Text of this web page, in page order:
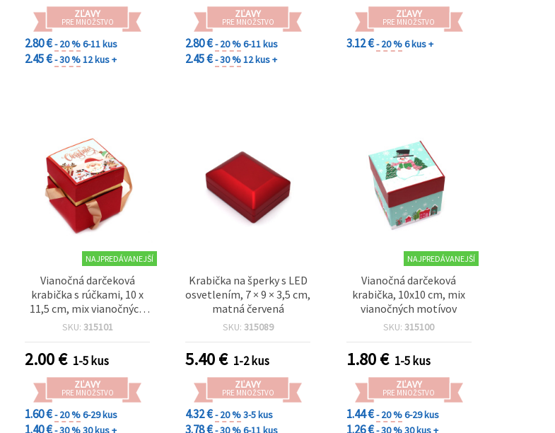
ZĽAVY
PRE MNOŽSTVO
2.80 €- 20 %6-11 kus
2.45 €- 30 %12 kus +
ZĽAVY
PRE MNOŽSTVO
2.80 €- 20 %6-11 kus
2.45 €- 30 %12 kus +
ZĽAVY
PRE MNOŽSTVO
3.12 €- 20 %6 kus +
NAJPREDÁVANEJŠÍ
Vianočná darčeková
krabička s rúčkami, 10 x
11,5 cm, mix vianočných
motívov
SKU: 315101
2.00€ 1-5 kus
ZĽAVY
PRE MNOŽSTVO
1.60 €- 20 %6-29 kus
1.40 €- 30 %30 kus +
Krabička na šperky s LED
osvetlením, 7 × 9 × 3,5 cm,
matná červená
SKU: 315089
5.40€ 1-2 kus
ZĽAVY
PRE MNOŽSTVO
4.32 €- 20 %3-5 kus
3.78 €- 30 %6-11 kus
NAJPREDÁVANEJŠÍ
Vianočná darčeková
krabička, 10x10 cm, mix
vianočných motívov
SKU:315100
1.80€ 1-5 kus
ZĽAVY
PRE MNOŽSTVO
1.44 €- 20 %6-29 kus
1.26 €- 30 %30 kus +